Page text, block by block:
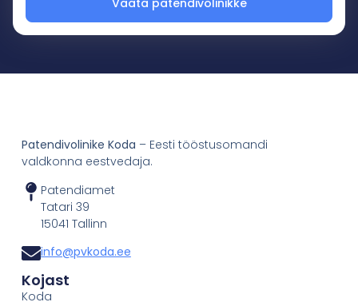
Vaata patendivolinikke
Patendivolinike Koda – Eesti tööstusomandi
valdkonna eestvedaja.
Patendiamet
Tatari 39
15041 Tallinn
info@pvkoda.ee
Kojast
Koda